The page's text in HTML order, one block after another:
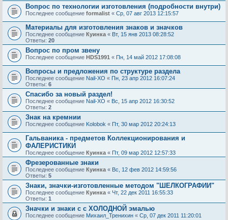
Вопрос по технологии изготовления (подробности внутри)
Последнее сообщение formalist « Ср, 07 авг 2013 12:15:57
Материалы для изготовления знаков и значков
Последнее сообщение Куинка « Вт, 15 янв 2013 08:28:52
Ответы: 20
Вопрос по пром звену
Последнее сообщение HDS1991 « Пн, 14 май 2012 17:08:08
Вопросы и предложения по структуре раздела
Последнее сообщение Nail-XO « Пн, 23 апр 2012 16:07:24
Ответы: 6
Спасибо за новый раздел!
Последнее сообщение Nail-XO « Вс, 15 апр 2012 16:30:52
Ответы: 2
Знак на кремнии
Последнее сообщение Kolobok « Пт, 30 мар 2012 20:24:13
Гальваника - предметов Коллекционирования и
ФАЛЕРИСТИКИ
Последнее сообщение Куинка « Пт, 09 мар 2012 12:57:33
Фрезерованные знаки
Последнее сообщение Куинка « Вс, 12 фев 2012 14:59:56
Ответы: 5
Знаки, значки-изготовленные методом "ШЕЛКОГРАФИИ"
Последнее сообщение Куинка « Чт, 22 дек 2011 16:55:33
Ответы: 1
Значки и знаки с с ХОЛОДНОЙ эмалью
Последнее сообщение Михаил_Тренихин « Ср, 07 дек 2011 11:20:01